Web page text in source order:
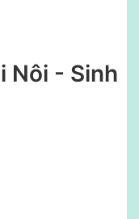
Nôi - Sinh